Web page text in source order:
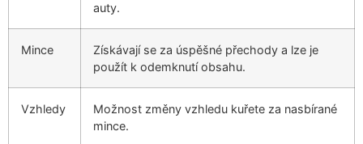
auty.
Mince
Získávají se za úspěšné přechody a lze je
použít k odemknutí obsahu.
Vzhledy
Možnost změny vzhledu kuřete za nasbírané
mince.